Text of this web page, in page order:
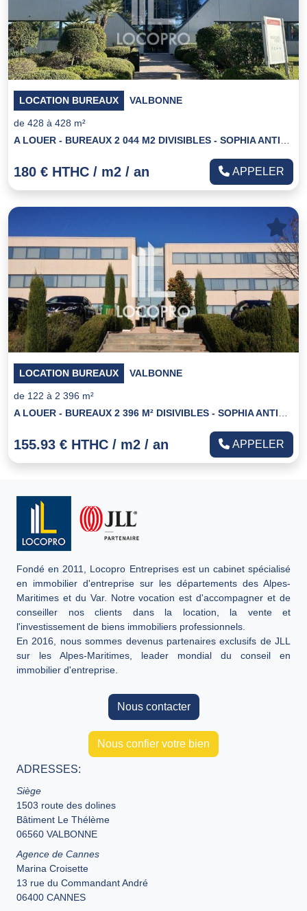
LOCATION BUREAUX VALBONNE
de 428 à 428 m²
180 € HTHC / m2 / an APPELER
LOCATION BUREAUX VALBONNE
de 122 à 2 396 m²
155.93 € HTHC / m2 / an APPELER
Fondé en 2011, Locopro Entreprises est un cabinet spécialisé
en immobilier d'entreprise sur les départements des Alpes-
Maritimes et du Var. Notre vocation est d'accompagner et de
conseiller nos clients dans la location, la vente et
l'investissement de biens immobiliers professionnels.
En 2016, nous sommes devenus partenaires exclusifs de JLL
sur les Alpes-Maritimes, leader mondial du conseil en
immobilier d'entreprise.
Nous contacter
Nous confier votre bien
ADRESSES:
Siège
1503 route des dolines
Bâtiment Le Thélème
06560 VALBONNE
Agence de Cannes
Marina Croisette
13 rue du Commandant André
06400 CANNES